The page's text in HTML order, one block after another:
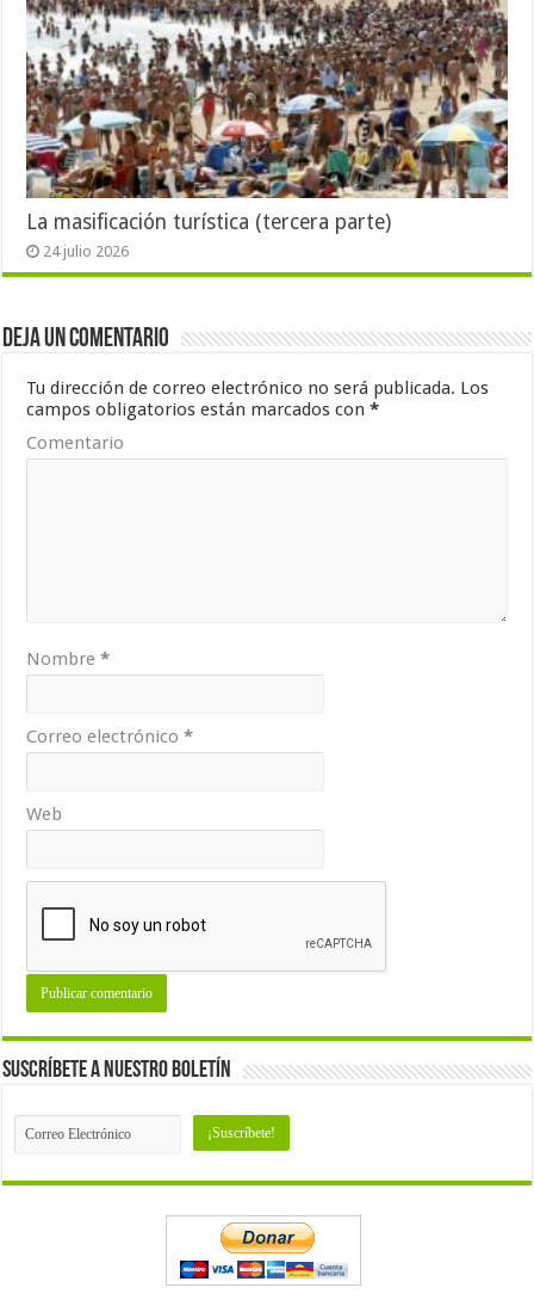
La masificación turística (tercera parte)
24 julio 2026
Deja un comentario
Tu dirección de correo electrónico no será publicada. Los
campos obligatorios están marcados con*
Comentario
Nombre*
Correo electrónico*
Web
Suscríbete a nuestro Boletín